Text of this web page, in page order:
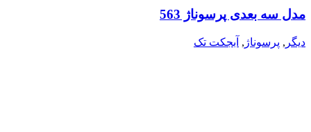
مدل سه بعدی پرسوناژ 563
دیگر , پرسوناژ , آبجکت تک